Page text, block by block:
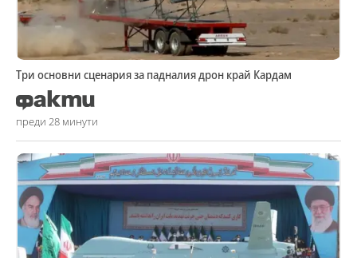
Три основни сценария за падналия дрон край Кардам
преди 28 минути